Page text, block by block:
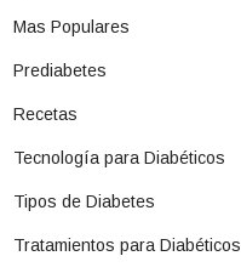
Mas Populares
Prediabetes
Recetas
Tecnología para Diabéticos
Tipos de Diabetes
Tratamientos para Diabéticos